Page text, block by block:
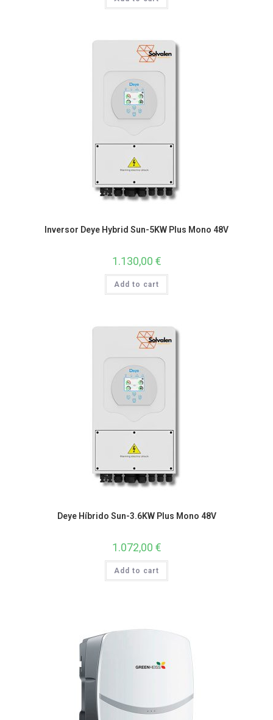
Inversor Deye Hybrid Sun-5KW Plus Mono 48V
1.130,00 €
Add to cart
Deye Híbrido Sun-3.6KW Plus Mono 48V
1.072,00 €
Add to cart